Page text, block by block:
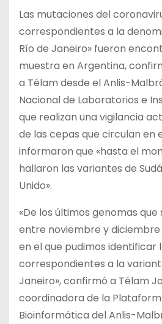
Las mutaciones del
correspondientes a la
Río de Janeiro» fueron
muestra en Argentina,
a Télam desde el Anlis-
Nacional de Laboratorios e
que realizan una vigilancia
de las cepas que circulan en
informaron que «hasta el
hallaron las variantes de
Unido».
«De los últimos genomas
entre noviembre y
en el que pudimos identificar
correspondientes a la
Janeiro», confirmó a Télam
coordinadora de la
Bioinformática del Anlis-